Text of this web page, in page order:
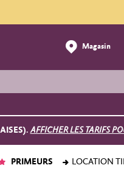
Magasin
AFFICHER LES TARIFS
PRIMEURS LOCATION